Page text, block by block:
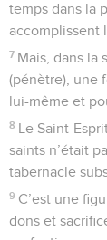
temps dans la
accomplissent
7 Mais, dans la
(pénètre), une
lui-même et
8 Le Saint-
saints n’était
tabernacle
9 C’est une
dons et